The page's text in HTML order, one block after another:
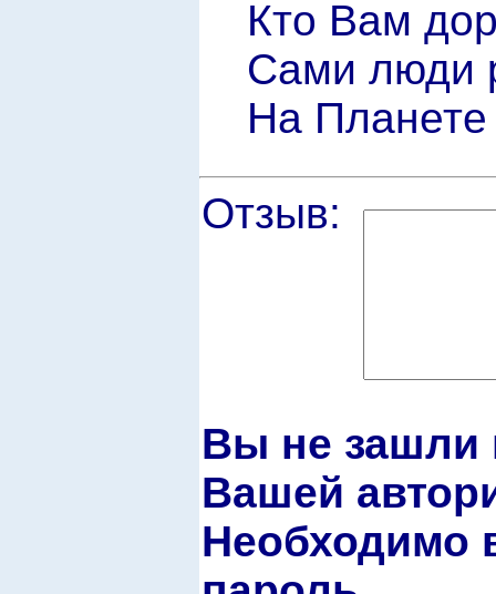
Кто Вам
Сами люди
На
Отзыв:
Вы не зашли
Вашей
Необходимо